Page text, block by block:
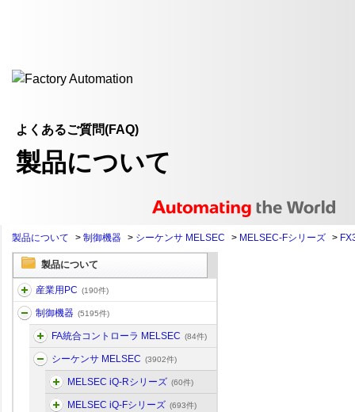
よくあるご質問(FAQ)
製品について
製品について > 制御機器 > シーケンサ MELSEC > MELSEC-Fシリーズ >
製品について
産業用PC (190件)
制御機器 (5195件)
FA統合コントローラ MELSEC (84件)
シーケンサ MELSEC (3902件)
MELSEC iQ-Rシリーズ (60件)
MELSEC iQ-Fシリーズ (693件)